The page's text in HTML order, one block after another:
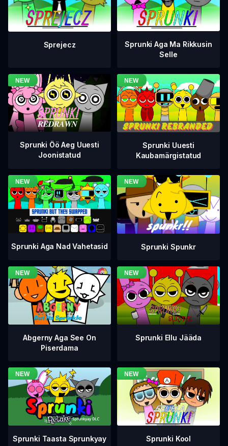
Sprejecz
Sprunki Aga Ma Rikkusin
Selle
Sprunki Öö Aeg Uuesti
Joonistatud
Sprunki Uuesti
Kaubamärgistatud
Sprunki Aga Nad Vahetasid Sprunki Spunkr
Abgerny Aga See On
Piserdama
Sprunki Ellu Jääda
Sprunki Taasta Sprunkyay
Sprunki Kool